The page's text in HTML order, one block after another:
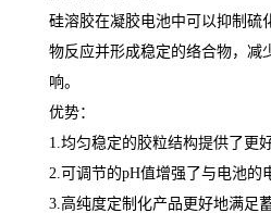
硅溶胶在凝胶电池中可以抑制硫
物反应并形成稳定的络合物，减
响。
优势：
1.均匀稳定的胶粒结构提供了更
2. 可调节的pH值增强了与电池的
3.高纯度定制化产品更好地满足